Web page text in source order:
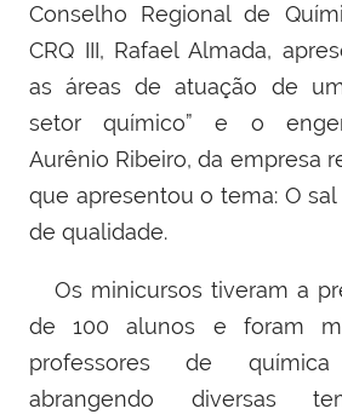
Conselho Regional de
CRQ III, Rafael Almada,
as áreas de atuação de
setor químico” e o
Aurênio Ribeiro, da empresa
que apresentou o tema: O
de qualidade.
Os minicursos tiveram a
de 100 alunos e foram
professores de
abrangendo
diversas